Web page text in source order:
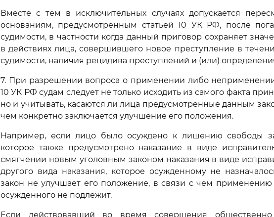
Вместе с тем в исключительных случаях допускается
основаниям, предусмотренным статьей 10 УК РФ, после
судимости, в частности когда данный приговор сохраняет
в действиях лица, совершившего новое преступление в
судимости, наличия рецидива преступлений и (или)
7. При разрешении вопроса о применении либо
10 УК РФ судам следует не только исходить из самого факта
но и учитывать, касаются ли лица предусмотренные данным
чем конкретно заключается улучшение его положения.
Например, если лицо было осуждено к лишению свободы
которое также предусмотрено наказание в виде
смягчении новым уголовным законом наказания в виде
другого вида наказания, которое осужденному не
закон не улучшает его положение, в связи с чем
осужденного не подлежит.
Если действовавший во время совершения